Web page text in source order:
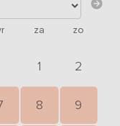
za zo
1 2
8 9